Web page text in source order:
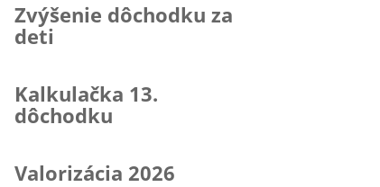
Zvýšenie dôchodku za
deti
Kalkulačka 13.
dôchodku
Valorizácia 2026